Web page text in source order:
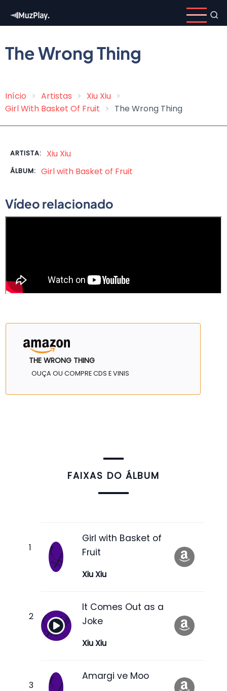
para
conteúdo
principal
The Wrong Thing
Trilha
Início Artistas
Xiu Xiu
Girl With Basket Of Fruit
The Wrong Thing
ARTISTA: Xiu Xiu
ÁLBUM: Girl with Basket of Fruit
Vídeo relacionado
THE WRONG THING
OUÇA OU COMPRE CDS E VINIS
FAIXAS DO ÁLBUM
Girl with Basket of
Fruit
Xiu Xiu
It Comes Out as a
Joke
Xiu Xiu
Amargi ve Moo